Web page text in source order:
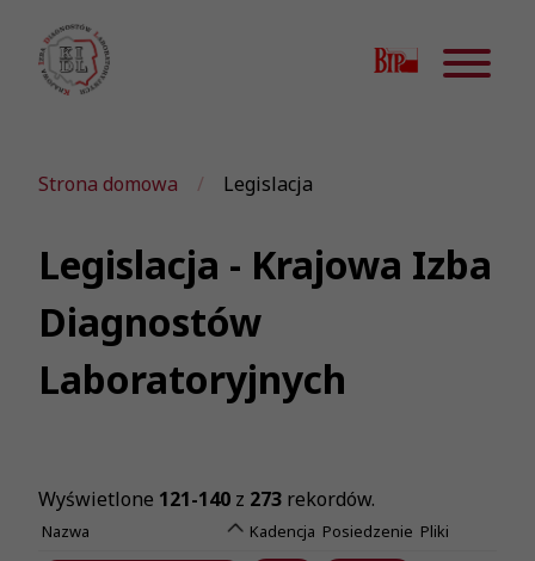
Strona domowa Legislacja
Legislacja - Krajowa Izba
Diagnostów
Laboratoryjnych
Wyświetlone 121-140 z 273 rekordów.
Nazwa Kadencja Posiedzenie Pliki